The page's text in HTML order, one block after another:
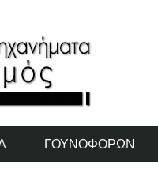
ΓΟΥΝΟΦΌΡΩΝ